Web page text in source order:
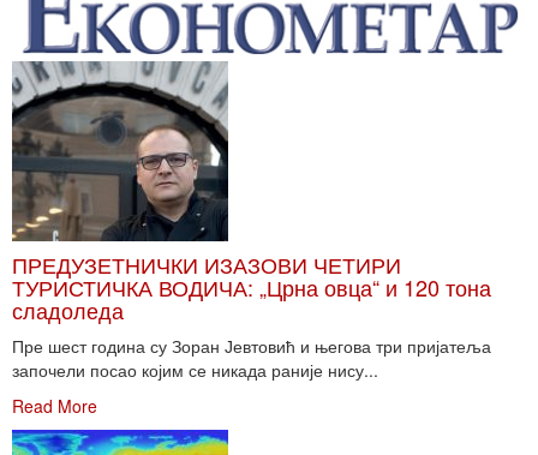
ПРЕДУЗЕТНИЧКИ ИЗАЗОВИ ЧЕТИРИ
ТУРИСТИЧКА ВОДИЧА: „Црна овца“ и 120 тона
сладоледа
Пре шест година су Зоран Јевтовић и његова три пријатеља
започели посао којим се никада раније нису...
Read More